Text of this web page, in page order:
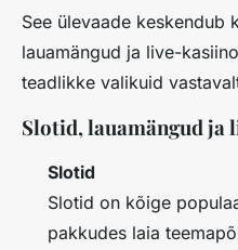
See ülevaade keskendub
lauamängud ja live-
teadlikke valikuid
Slotid, lauamängud ja
Slotid
Slotid on kõige
pakkudes laia